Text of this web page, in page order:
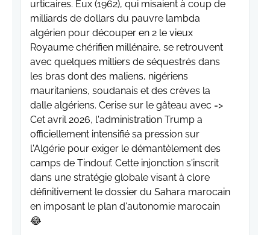
urticaires. Eux (1962), qui misaient à coup de
milliards de dollars du pauvre lambda
algérien pour découper en 2 le vieux
Royaume chérifien millénaire, se retrouvent
avec quelques milliers de séquestrés dans
les bras dont des maliens, nigériens
mauritaniens, soudanais et des crèves la
dalle algériens. Cerise sur le gâteau avec =>
Cet avril 2026, l'administration Trump a
officiellement intensifié sa pression sur
l'Algérie pour exiger le démantèlement des
camps de Tindouf. Cette injonction s'inscrit
dans une stratégie globale visant à clore
définitivement le dossier du Sahara marocain
en imposant le plan d'autonomie marocain
😂